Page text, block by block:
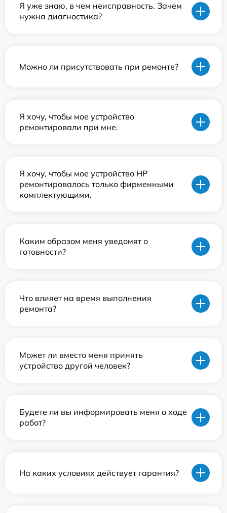
Я уже знаю, в чем неисправность. Зачем
нужна диагностика?
Можно ли присутствовать при ремонте?
Я хочу, чтобы мое устройство
ремонтировали при мне.
Я хочу, чтобы мое устройство HP
ремонтировалось только фирменными
комплектующими.
Каким образом меня уведомят о
готовности?
Что влияет на время выполнения
ремонта?
Может ли вместо меня принять
устройство другой человек?
Будете ли вы информировать меня о ходе
работ?
На каких условиях действует гарантия?